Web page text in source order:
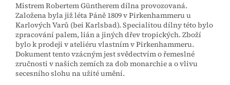
Mistrem Robertem Güntherem dílna provozovaná.
Založena byla již léta Páně 1809 v Pirkenhammeru u
Karlových Varů (bei Karlsbad). Specialitou dílny této bylo
zpracování palem, lián a jiných dřev tropických. Zboží
bylo k prodeji v ateliéru vlastním v Pirkenhammeru.
Dokument tento vzácným jest svědectvím o řemeslné
zručnosti v našich zemích za dob monarchie a o vlivu
secesního slohu na užité umění.